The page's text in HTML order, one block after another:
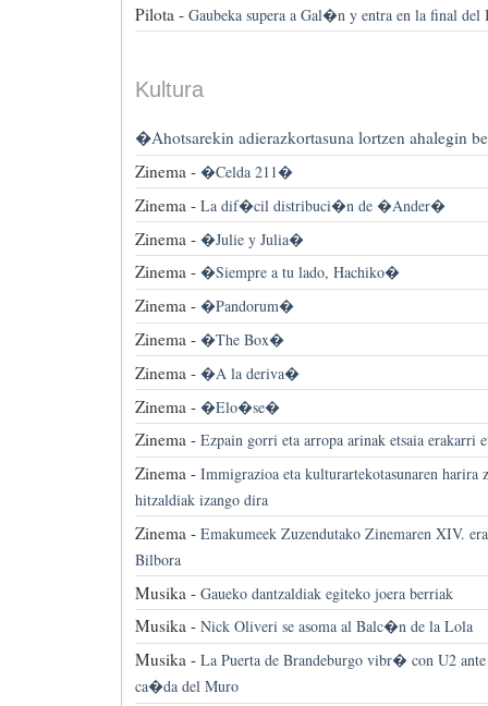
Pilota - Gaubeka supera a Gal�n y entra en la final
Kultura
�Ahotsarekin adierazkortasuna lortzen ahalegin
Zinema - �Celda 211�
Zinema - La dif�cil distribuci�n de �Ander�
Zinema - �Julie y Julia�
Zinema - �Siempre a tu lado, Hachiko�
Zinema - �Pandorum�
Zinema - �The Box�
Zinema - �A la deriva�
Zinema - �Elo�se�
Zinema - Ezpain gorri eta arropa arinak etsaia erakarri
Zinema - Immigrazioa eta kulturartekotasunaren harira
hitzaldiak izango dira
Zinema - Emakumeek Zuzendutako Zinemaren XIV.
Bilbora
Musika - Gaueko dantzaldiak egiteko joera berriak
Musika - Nick Oliveri se asoma al Balc�n de la Lola
Musika - La Puerta de Brandeburgo vibr� con U2
ca�da del Muro